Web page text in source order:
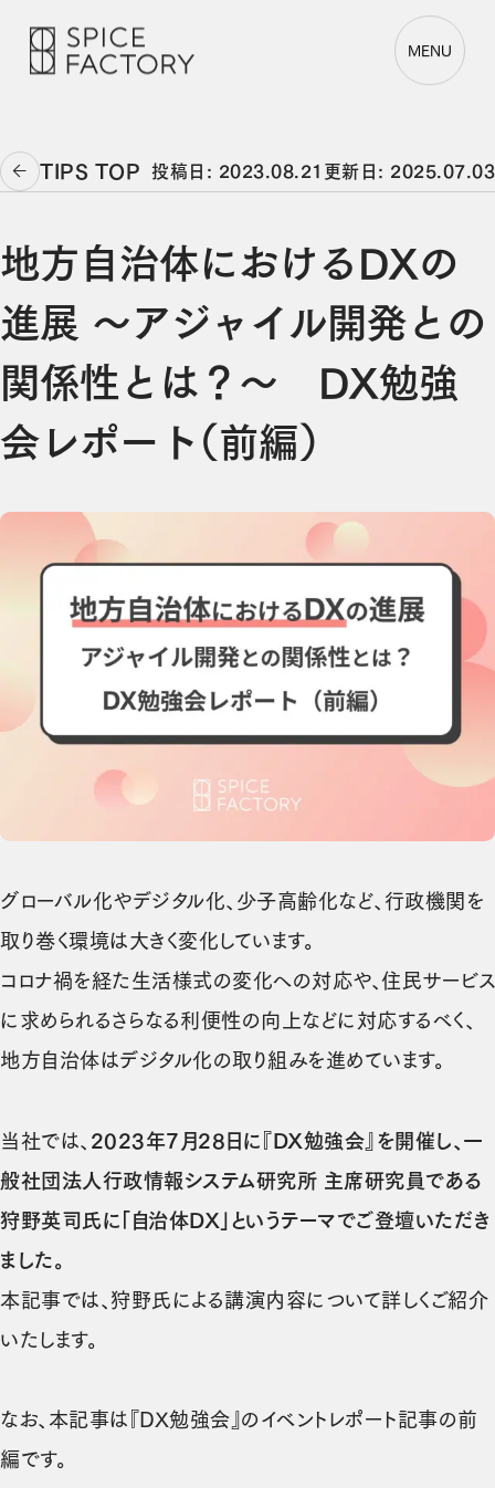
MENU
TIPS TOP 投稿日: 2023.08.21 更新日: 2025.07.03
地方自治体におけるDXの
進展 〜アジャイル開発との
関係性とは？～ DX勉強
会レポート（前編）
グローバル化やデジタル化、少子高齢化など、行政機関を
取り巻く環境は大きく変化しています。
コロナ禍を経た生活様式の変化への対応や、住民サービス
に求められるさらなる利便性の向上などに対応するべく、
地方自治体はデジタル化の取り組みを進めています。
当社では、 2023年7月28日に『DX勉強会』を開催し、一
般社団法人行政情報システム研究所 主席研究員である
狩野英司氏に「自治体DX」というテーマでご登壇いただき
ました。
本記事では、狩野氏による講演内容について詳しくご紹介
いたします。
なお、本記事は『DX勉強会』のイベントレポート記事の前
編です。